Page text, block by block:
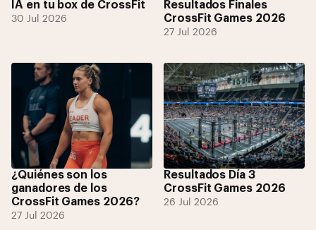
IA en tu box de CrossFit
30 Jul 2026
Resultados Finales
CrossFit Games 2026
27 Jul 2026
¿Quiénes son los
ganadores de los
CrossFit Games 2026?
27 Jul 2026
Resultados Día 3
CrossFit Games 2026
26 Jul 2026